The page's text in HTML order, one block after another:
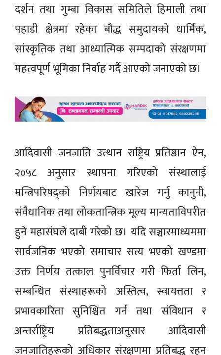
दर्शन तथा गुम्बा विकास समितिले हिमाली तथा
पहाडी क्षेत्रमा रहेका बौद्ध समुदायको धार्मिक,
सांस्कृतिक तथा आध्यात्मिक सम्पदाको संरक्षणमा
महत्वपूर्ण भूमिका निर्वाह गर्दै आएको जनाएको छ।
आदिवासी जनजाति उत्थान राष्ट्रिय प्रतिष्ठान ऐन,
२०५८ अनुसार स्थापना गरिएको संस्थालाई
मन्त्रिपरिषद्को निर्णयबाट खारेज गर्नु कानुनी,
संवैधानिक तथा लोकतान्त्रिक मूल्य मान्यताविपरीत
हुने महासंघले दाबी गरेको छ। यदि सञ्चारमाध्यममा
सार्वजनिक भएको समाचार सत्य भएको खण्डमा
उक्त निर्णय तत्काल पुनर्विचार गरी फिर्ता लिन,
सम्बन्धित संस्थाहरूको अस्तित्व, स्वायत्तता र
प्रभावकारिता सुनिश्चित गर्न तथा संविधान र
अन्तर्राष्ट्रिय प्रतिबद्धताअनुसार आदिवासी
जनजातिहरूको अधिकार संरक्षणमा प्रतिबद्ध रहन